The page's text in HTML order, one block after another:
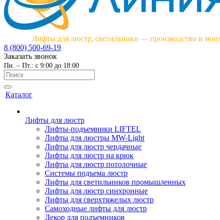
Лифты для люстр, светильники — производство и
8 (800) 500-69-19
Заказать звонок
Пн. – Пт.: с 9:00 до 18:00
Каталог
Лифты для люстр
Лифты-подъемники LIFTEL
Лифты для люстры MW-Light
Лифты для люстр чердачные
Лифты для люстр на крюк
Лифты для люстр потолочные
Системы подъема люстр
Лифты для светильников промышленных
Лифты для люстр синхронные
Лифты для сверхтяжелых люстр
Самоходные лифты для люстр
Декор для подъемников